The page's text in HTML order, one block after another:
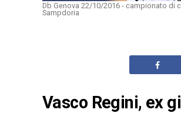
Db Genova 22/10/2016 - campionato di
Sampdoria
Vasco Regini, ex